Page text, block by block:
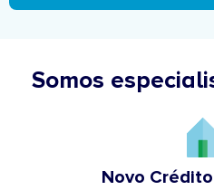
Somos
Novo